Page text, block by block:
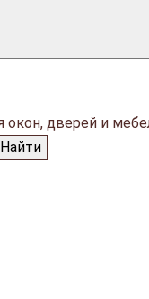
Найти